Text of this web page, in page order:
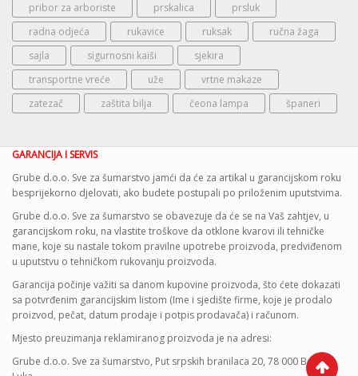
pribor za arboriste
prskalica
prsluk
radna odjeća
rukavice ruksak
ručna žaga
sajla
sigurnosni kaiši
sjekira
transportne vreće
uže
vrtne makaze
zatezač
zaštita bilja čeona lampa španeri
GARANCIJA I SERVIS
Grube d.o.o. Sve za šumarstvo jamći da će za artikal u garancijskom roku
besprijekorno djelovati, ako budete postupali po priloženim uputstvima.
Grube d.o.o. Sve za šumarstvo se obavezuje da će se na Vaš zahtjev, u
garancijskom roku, na vlastite troškove da otklone kvarovi ili tehničke
mane, koje su nastale tokom pravilne upotrebe proizvoda, predviđenom
u uputstvu o tehničkom rukovanju proizvoda.
Garancija počinje važiti sa danom kupovine proizvoda, što ćete dokazati
sa potvrđenim garancijskim listom (Ime i sjedište firme, koje je prodalo
proizvod, pečat, datum prodaje i potpis prodavača) i računom.
Mjesto preuzimanja reklamiranog proizvoda je na adresi:
Grube d.o.o. Sve za šumarstvo, Put srpskih branilaca 20, 78 000 Banja